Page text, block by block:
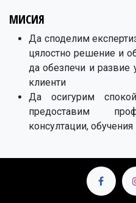
МИСИЯ
Да споделим
цялостно решение и
да обезпечи и развие
клиенти
Да осигурим
предоставим
консултации,